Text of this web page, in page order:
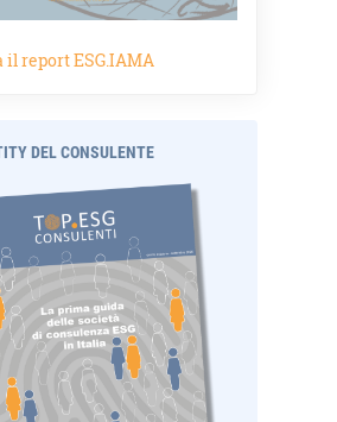
il report ESG.IAMA
DEL CONSULENTE